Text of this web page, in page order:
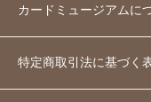
カードミュージアムに
特定商取引法に基づく